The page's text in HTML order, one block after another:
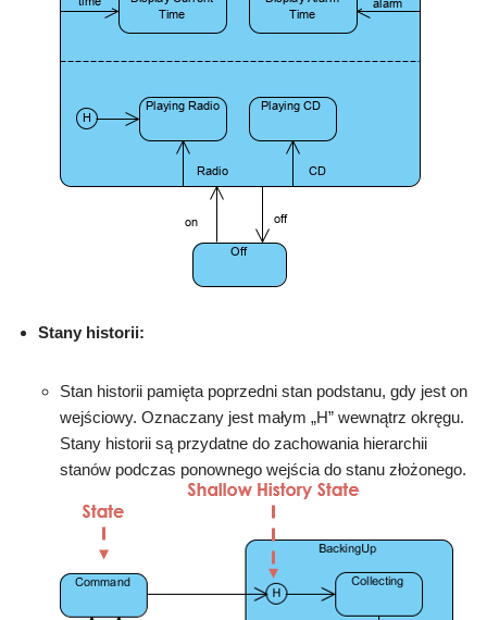
Stany historii:
Stan historii pamięta poprzedni stan podstanu, gdy jest on
wejściowy. Oznaczany jest małym „H” wewnątrz okręgu.
Stany historii są przydatne do zachowania hierarchii
stanów podczas ponownego wejścia do stanu złożonego.